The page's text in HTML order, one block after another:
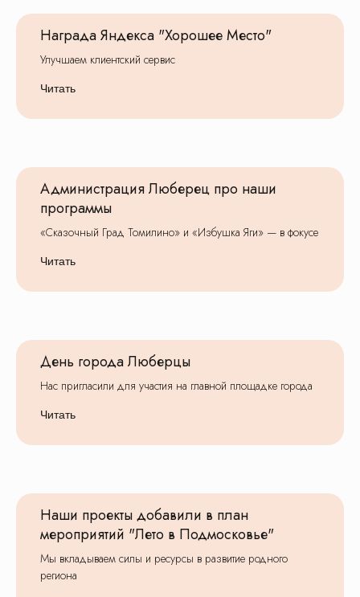
Награда Яндекса "Хорошее Место"
Улучшаем клиентский сервис
Читать
Администрация Люберец про наши
программы
«Сказочный Град Томилино» и «Избушка Яги» — в фокусе
Читать
День города Люберцы
Нас пригласили для участия на главной площадке города
Читать
Наши проекты добавили в план
мероприятий "Лето в Подмосковье"
Мы вкладываем силы и ресурсы в развитие родного
региона